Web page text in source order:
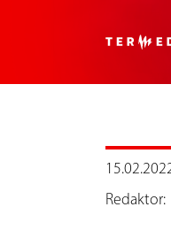
Redaktor: